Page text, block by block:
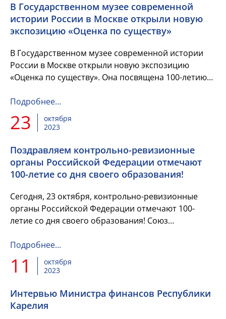
В Государственном музее современной
истории России в Москве открыли новую
экспозицию «Оценка по существу»
В Государственном музее современной истории
России в Москве открыли новую экспозицию
«Оценка по существу». Она посвящена 100-летию
органов Минфина России. Выс...
Подробнее…
23
октября
2023
Поздравляем контрольно-ревизионные
органы Российской Федерации отмечают
100-летие со дня своего образования!
Сегодня, 23 октября, контрольно-ревизионные
органы Российской Федерации отмечают 100-
летие со дня своего образования! Союз
профессиональным праздником!
Подробнее…
11
октября
2023
Интервью Министра финансов Республики
Карелия